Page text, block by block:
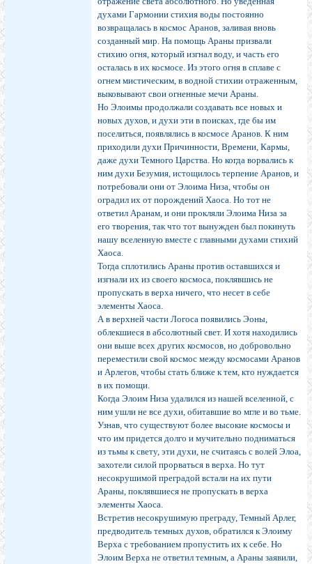
духами Гармонии стихия воды постоянно
возвращалась в космос Аранов, заливая вновь
созданный мир. На помощь Араны призвали
стихию огня, который изгнал воду, и часть его
осталась в их космосе. Из этого огня в сплаве с
огнем мистическим, в водной стихии отраженным,
выковывают свои огненные мечи Араны.
Но Элоимы продолжали создавать все новых и
новых духов, и духи эти в поисках, где бы им
поселиться, появлялись в космосе Аранов. К ним
приходили духи Причинности, Времени, Кармы,
даже духи Темного Царства. Но когда ворвались к
ним духи Безумия, истощилось терпение Аранов, и
потребовали они от Элоима Низа, чтобы он
оградил их от порождений Хаоса. Но тот не
ответил Аранам, и они прокляли Элоима Низа за
его творения, так что тот вынужден был покинуть
нашу вселенную вместе с главными духами стихий
Хаоса.
Тогда сплотились Араны против оставшихся и
изгнали их из своего космоса, поклявшись не
пропускать в верха ничего, что несет в себе
элементы Хаоса.
А в верхней части Логоса появились Эоны,
облекшиеся в абсолютный свет. И хотя находились
они выше всех других космосов, но добровольно
переместили свой космос между космосами Аранов
и Арлегов, чтобы стать ближе к тем, кто нуждается
в их помощи.
Когда Элоим Низа удалился из нашей вселенной, с
ним ушли не все духи, обитавшие во мгле и во тьме.
Узнав, что существуют более высокие космосы и
что им придется долго и мучительно подниматься
из тьмы к свету, эти духи, не считаясь с волей Элоа,
захотели силой прорваться в верха. Но тут
несокрушимой преградой встали на их пути
Араны, поклявшиеся не пропускать в верха
элементы Хаоса.
Встретив несокрушимую преграду, Темный Арлег,
предводитель темных духов, обратился к Элоиму
Верха с требованием пропустить их к себе. Но
Элоим Верха не ответил темным, а Араны заявили,